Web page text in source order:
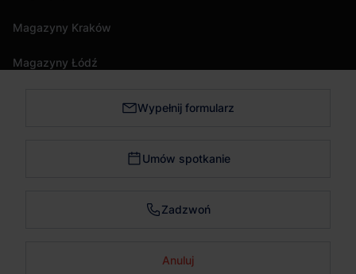
Magazyny Kraków
Magazyny Łódź
Magazyny Trójmiasto Wypełnij formularz
Umów spotkanie
Zadzwoń
Anuluj